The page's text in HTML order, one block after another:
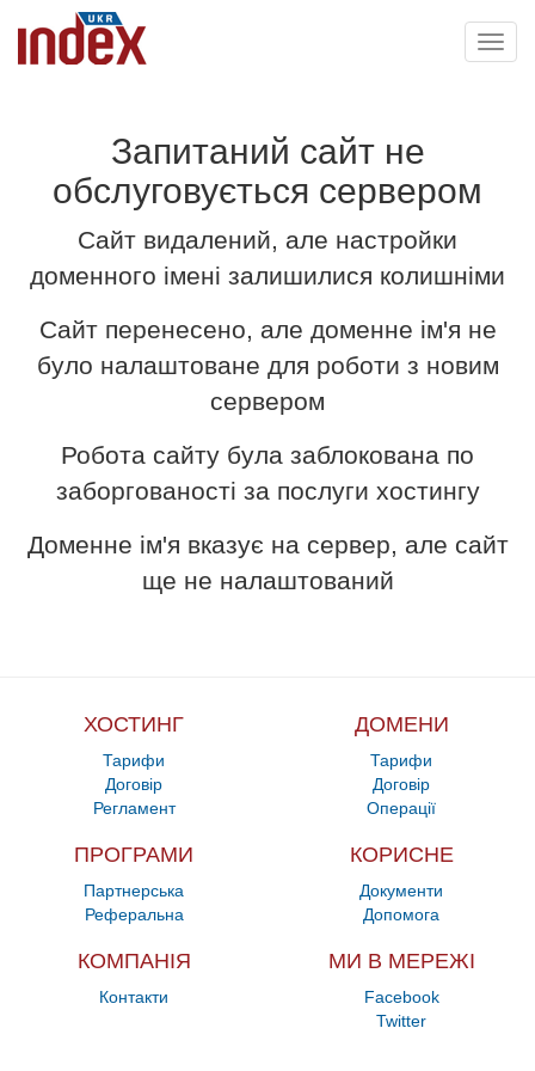
Запитаний сайт не
обслуговується сервером
Сайт видалений, але настройки
доменного імені залишилися колишніми
Сайт перенесено, але доменне ім'я не
було налаштоване для роботи з новим
сервером
Робота сайту була заблокована по
заборгованості за послуги хостингу
Доменне ім'я вказує на сервер, але сайт
ще не налаштований
ХОСТИНГ
Тарифи
Договір
Регламент
ДОМЕНИ
Тарифи
Договір
Операції
ПРОГРАМИ
Партнерська
Реферальна
КОРИСНЕ
Документи
Допомога
КОМПАНІЯ
Контакти
МИ В МЕРЕЖІ
Facebook
Twitter